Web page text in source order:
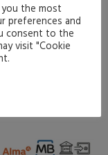
the most
preferences and
consent to the
visit "Cookie